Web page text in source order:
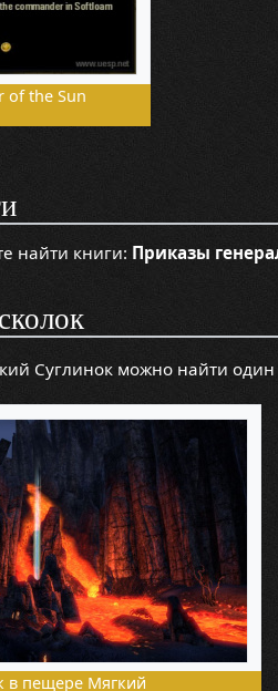
of the Sun
найти книги: Приказы
Суглинок можно найти один
в пещере Мягкий